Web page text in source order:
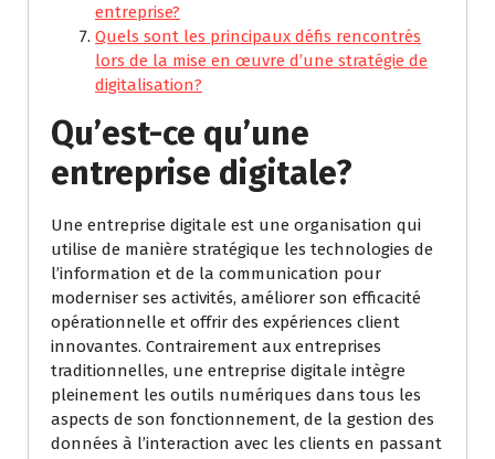
entreprise?
Quels sont les principaux défis rencontrés
lors de la mise en œuvre d’une stratégie de
digitalisation?
Qu’est-ce qu’une
entreprise digitale?
Une entreprise digitale est une organisation qui
utilise de manière stratégique les technologies de
l’information et de la communication pour
moderniser ses activités, améliorer son efficacité
opérationnelle et offrir des expériences client
innovantes. Contrairement aux entreprises
traditionnelles, une entreprise digitale intègre
pleinement les outils numériques dans tous les
aspects de son fonctionnement, de la gestion des
données à l’interaction avec les clients en passant